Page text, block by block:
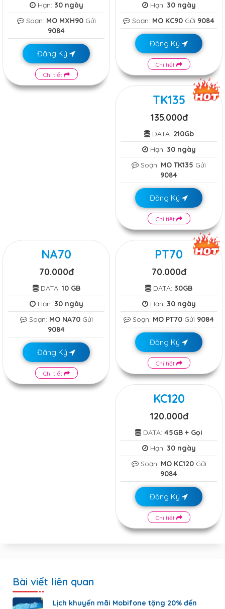
Hạn: 30 ngày
Soạn: MO MXH90Gửi
9084
Đăng Ký
Chi tiết
Hạn: 30 ngày
Soạn: MO KC90 Gửi 9084
Đăng Ký
Chi tiết
TK135
135.000đ
DATA: 210Gb
Hạn: 30 ngày
Soạn: MO TK135 Gửi
9084
Đăng Ký
Chi tiết
NA70
70.000đ
DATA: 10 GB
Hạn: 30 ngày
Soạn: MO NA70Gửi
9084
Đăng Ký
Chi tiết
PT70
70.000đ
DATA: 30GB
Hạn: 30 ngày
Soạn: MO PT70 Gửi 9084
Đăng Ký
Chi tiết
KC120
120.000đ
DATA: 45GB + Gọi
Hạn: 30 ngày
Soạn: MO KC120Gửi
9084
Đăng Ký
Chi tiết
Bài viết liên quan
Lịch khuyến mãi Mobifone tặng 20% đến